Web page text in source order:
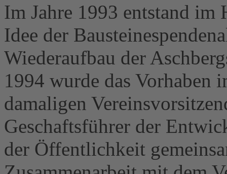
Im Jahre 1993 entstand im
Idee der
Wiederaufbau der
1994 wurde das Vorhaben
damaligen
Geschaftsführer der
der Öffentlichkeit